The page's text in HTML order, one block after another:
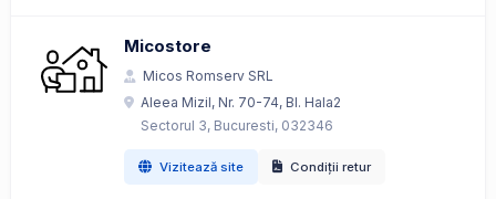
Micostore
Micos Romserv SRL
Aleea Mizil, Nr. 70-74, Bl. Hala2
Sectorul 3, Bucuresti, 032346
Vizitează site Condiții retur